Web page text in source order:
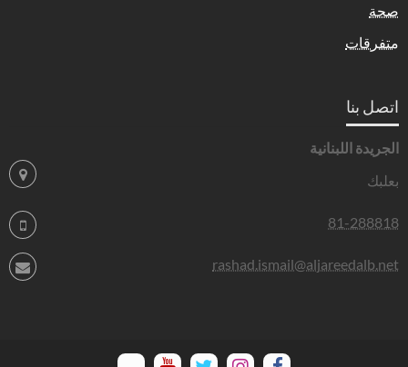
صحة
متفرقات
اتصل بنا
الجريدة اللبنانية
بعلبك
81-288818
rashad.ismail@aljareedalb.net